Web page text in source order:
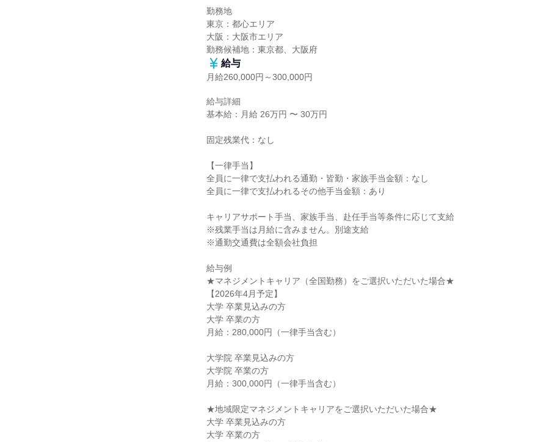
勤務地
東京：都心エリア
大阪：大阪市エリア
勤務候補地：東京都、大阪府
給与
月給260,000円～300,000円
給与詳細
基本給：月給 26万円 〜 30万円
固定残業代：なし
【一律手当】
全員に一律で支払われる通勤・皆勤・家族手当金額：なし
全員に一律で支払われるその他手当金額：あり
キャリアサポート手当、家族手当、赴任手当等条件に応じて支給
※残業手当は月給に含みません。別途支給
※通勤交通費は全額会社負担
給与例
★マネジメントキャリア（全国勤務）をご選択いただいた場合★
【2026年4月予定】
大学 卒業見込みの方
大学 卒業の方
月給：280,000円（一律手当含む）
大学院 卒業見込みの方
大学院 卒業の方
月給：300,000円（一律手当含む）
★地域限定マネジメントキャリアをご選択いただいた場合★
大学 卒業見込みの方
大学 卒業の方